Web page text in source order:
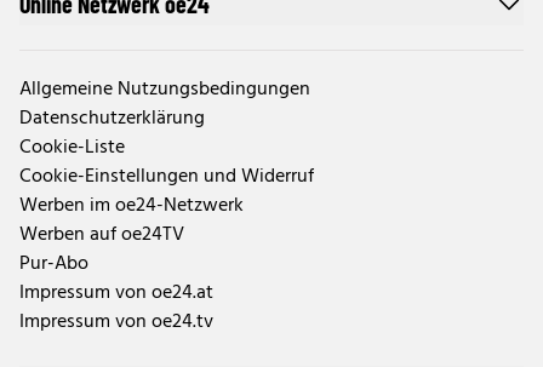
Allgemeine Nutzungsbedingungen
Datenschutzerklärung
Cookie-Liste
Cookie-Einstellungen und Widerruf
Werben im oe24-Netzwerk
Werben auf oe24TV
Pur-Abo
Impressum von oe24.at
Impressum von oe24.tv